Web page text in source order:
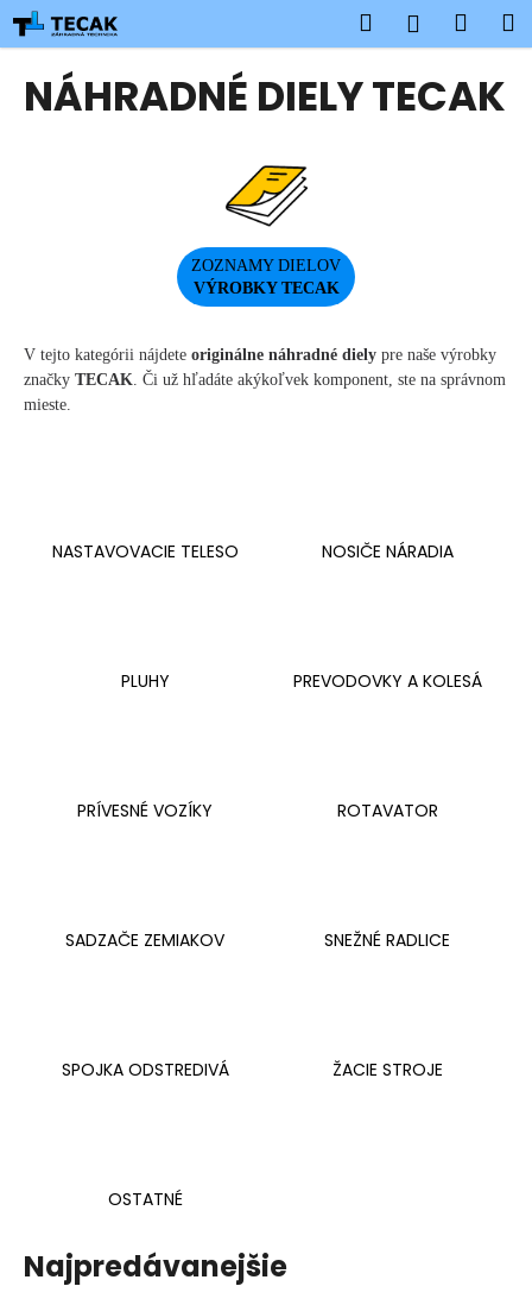
Prejsť
na
obsah
Hľadať
NÁHRADNÉ DIELY TECAK
ZOZNAMY DIELOV
VÝROBKY TECAK
V tejto kategórii nájdete originálne náhradné diely pre naše výrobky
značky TECAK . Či už hľadáte akýkoľvek komponent, ste na správnom
mieste.
NASTAVOVACIE TELESO NOSIČE NÁRADIA
PLUHY PREVODOVKY A KOLESÁ
PRÍVESNÉ VOZÍKY ROTAVATOR
SADZAČE ZEMIAKOV SNEŽNÉ RADLICE
SPOJKA ODSTREDIVÁ ŽACIE STROJE
OSTATNÉ
Najpredávanejšie
K
o
b
u
j
KOSAČKY
3,50